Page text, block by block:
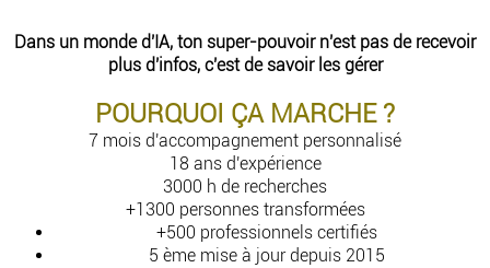
Dans un monde d'IA, ton super-pouvoir n'est pas de recevoir
plus d'infos, c'est de savoir les gérer
POURQUOI ÇA MARCHE ?
7 mois d'accompagnement personnalisé
18 ans d'expérience
3000 h de recherches
+1300 personnes transformées
+500 professionnels certifiés
5 ème mise à jour depuis 2015